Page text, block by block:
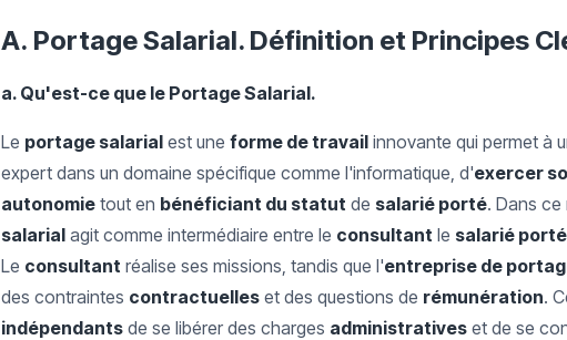
A. Portage Salarial. Définition et Principes
a. Qu'est-ce que le Portage Salarial.
Le portage salarial est une forme de travail innovante qui permet à
expert dans un domaine spécifique comme l'informatique, d'exercer
autonomie tout en bénéficiant du statut de salarié porté. Dans ce
salarial agit comme intermédiaire entre le consultant le salarié porté
Le consultant réalise ses missions, tandis que l'entreprise de
des contraintes contractuelles et des questions de rémunération.
indépendants de se libérer des charges administratives et de se